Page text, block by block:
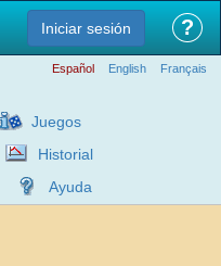
Iniciar sesión ?
Español English Français
Juegos
Historial
Ayuda